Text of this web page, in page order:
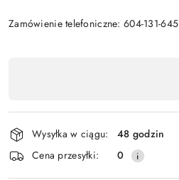
Zamówienie telefoniczne: 604-131-645
płatność
i
dostawa
Wysyłka w ciągu:
48 godzin
Cena przesyłki:
0